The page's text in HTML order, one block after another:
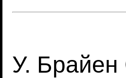
У.